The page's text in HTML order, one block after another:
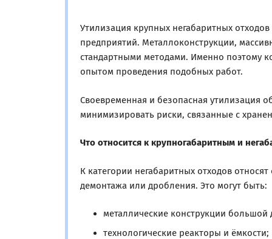
Утилизация крупных негабаритных
предприятий. Металлоконструкции,
стандартными методами. Именно поэтому
опытом проведения подобных работ.
Своевременная и безопасная утилизация
минимизировать риски, связанные с
Что относится к крупногабаритным и
К категории негабаритных отходов
демонтажа или дробления. Это могут быть:
металлические конструкции
технологические реакторы и ёмкости;